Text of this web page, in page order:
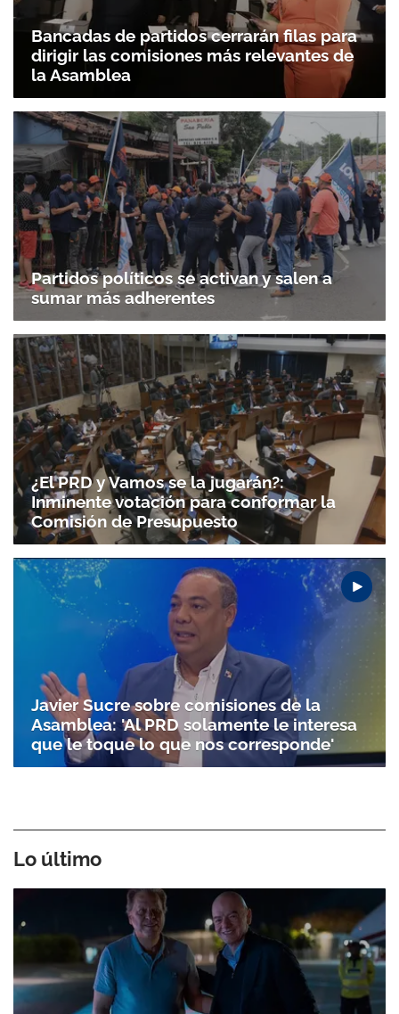
Bancadas de partidos cerrarán filas para
dirigir las comisiones más relevantes de
la Asamblea
Partidos políticos se activan y salen a
sumar más adherentes
¿El PRD y Vamos se la jugarán?:
Inminente votación para conformar la
Comisión de Presupuesto
Javier Sucre sobre comisiones de la
Asamblea: 'Al PRD solamente le interesa
que le toque lo que nos corresponde'
Lo último